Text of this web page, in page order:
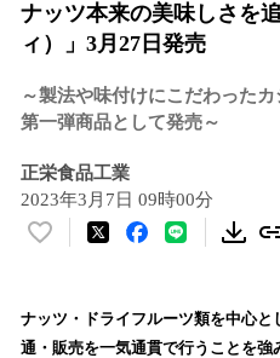
ナッツ本来の美味しさを
ィ）」3月27日発売
～製法や味付けにこだわった
第一弾商品として発売～
正栄食品工業
2023年3月7日 09時00分
い
！
数
ナッツ・ドライフルーツ類を中心
通・販売を一気通貫で行うことを